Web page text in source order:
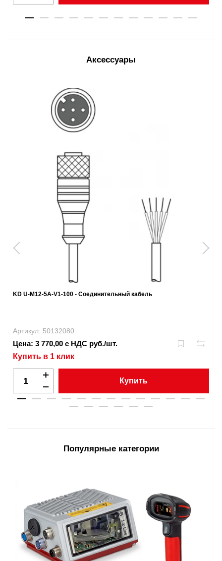
Аксессуары
KD U-M12-5A-V1-100 - Соединительный кабель
Артикул: 50132080
Цена: 3 770,00 с НДС руб./шт.
Купить в 1 клик
Купить
Популярные категории